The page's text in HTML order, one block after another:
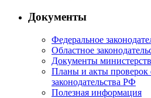
Документы
Федеральное
Областное
Документы
Планы и акты проверок
законодательства РФ
Полезная информация